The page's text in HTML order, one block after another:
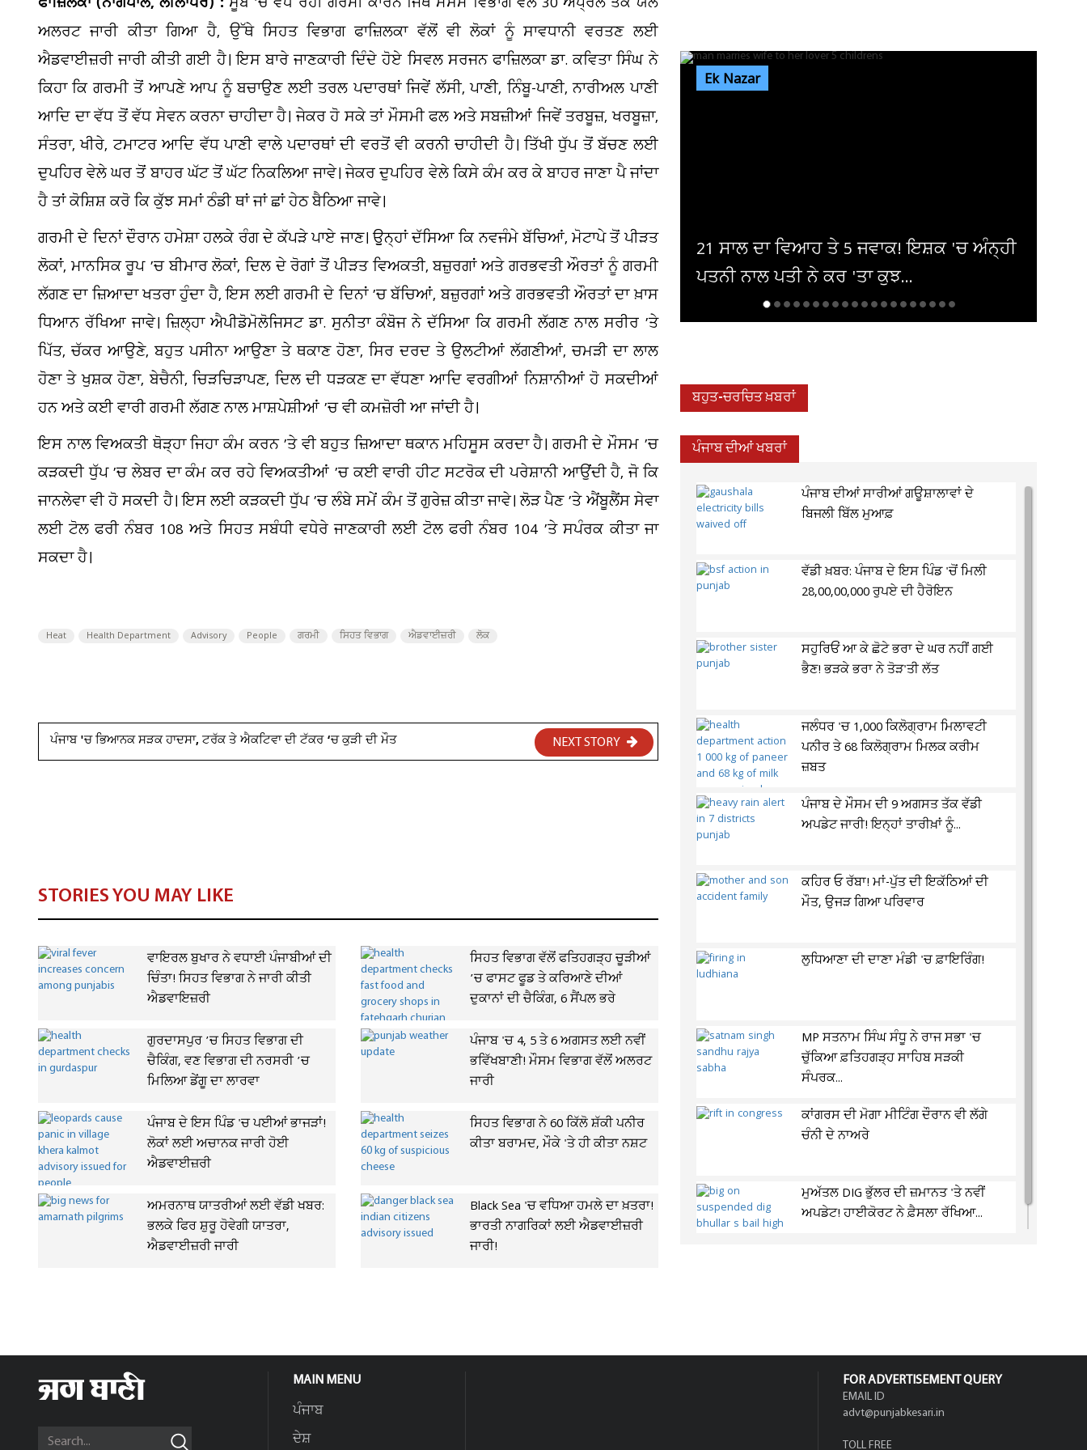
ਅਲਰਟ ਜਾਰੀ ਕੀਤਾ ਗਿਆ ਹੈ, ਉੱਥੇ ਸਿਹਤ ਵਿਭਾਗ ਫਾਜ਼ਿਲਕਾ ਵੱਲੋਂ ਵੀ ਲੋਕਾਂ ਨੂੰ ਸਾਵਧਾਨੀ ਵਰਤਣ ਲਈ
ਐਡਵਾਈਜ਼ਰੀ ਜਾਰੀ ਕੀਤੀ ਗਈ ਹੈ। ਇਸ ਬਾਰੇ ਜਾਣਕਾਰੀ ਦਿੰਦੇ ਹੋਏ ਸਿਵਲ ਸਰਜਨ ਫਾਜ਼ਿਲਕਾ ਡਾ. ਕਵਿਤਾ ਸਿੰਘ ਨੇ
ਕਿਹਾ ਕਿ ਗਰਮੀ ਤੋਂ ਆਪਣੇ ਆਪ ਨੂੰ ਬਚਾਉਣ ਲਈ ਤਰਲ ਪਦਾਰਥਾਂ ਜਿਵੇਂ ਲੱਸੀ, ਪਾਣੀ, ਨਿੰਬੂ-ਪਾਣੀ, ਨਾਰੀਅਲ ਪਾਣੀ
ਆਦਿ ਦਾ ਵੱਧ ਤੋਂ ਵੱਧ ਸੇਵਨ ਕਰਨਾ ਚਾਹੀਦਾ ਹੈ। ਜੇਕਰ ਹੋ ਸਕੇ ਤਾਂ ਮੌਸਮੀ ਫਲ ਅਤੇ ਸਬਜ਼ੀਆਂ ਜਿਵੇਂ ਤਰਬੂਜ਼, ਖਰਬੂਜ਼ਾ,
ਸੰਤਰਾ, ਖੀਰੇ, ਟਮਾਟਰ ਆਦਿ ਵੱਧ ਪਾਣੀ ਵਾਲੇ ਪਦਾਰਥਾਂ ਦੀ ਵਰਤੋਂ ਵੀ ਕਰਨੀ ਚਾਹੀਦੀ ਹੈ। ਤਿੱਖੀ ਧੁੱਪ ਤੋਂ ਬੱਚਣ ਲਈ
ਦੁਪਹਿਰ ਵੇਲੇ ਘਰ ਤੋਂ ਬਾਹਰ ਘੱਟ ਤੋਂ ਘੱਟ ਨਿਕਲਿਆ ਜਾਵੇ। ਜੇਕਰ ਦੁਪਹਿਰ ਵੇਲੇ ਕਿਸੇ ਕੰਮ ਕਰ ਕੇ ਬਾਹਰ ਜਾਣਾ ਪੈ ਜਾਂਦਾ
ਹੈ ਤਾਂ ਕੋਸ਼ਿਸ਼ ਕਰੋ ਕਿ ਕੁੱਝ ਸਮਾਂ ਠੰਡੀ ਥਾਂ ਜਾਂ ਛਾਂ ਹੇਠ ਬੈਠਿਆ ਜਾਵੇ।
ਗਰਮੀ ਦੇ ਦਿਨਾਂ ਦੌਰਾਨ ਹਮੇਸ਼ਾ ਹਲਕੇ ਰੰਗ ਦੇ ਕੱਪੜੇ ਪਾਏ ਜਾਣ। ਉੁਨ੍ਹਾਂ ਦੱਸਿਆ ਕਿ ਨਵਜੰਮੇ ਬੱਚਿਆਂ, ਮੋਟਾਪੇ ਤੋਂ ਪੀੜਤ
ਲੋਕਾਂ, ਮਾਨਸਿਕ ਰੂਪ ’ਚ ਬੀਮਾਰ ਲੋਕਾਂ, ਦਿਲ ਦੇ ਰੋਗਾਂ ਤੋਂ ਪੀੜਤ ਵਿਅਕਤੀ, ਬਜ਼ੁਰਗਾਂ ਅਤੇ ਗਰਭਵਤੀ ਔਰਤਾਂ ਨੂੰ ਗਰਮੀ
ਲੱਗਣ ਦਾ ਜ਼ਿਆਦਾ ਖਤਰਾ ਹੁੰਦਾ ਹੈ, ਇਸ ਲਈ ਗਰਮੀ ਦੇ ਦਿਨਾਂ ’ਚ ਬੱਚਿਆਂ, ਬਜ਼ੁਰਗਾਂ ਅਤੇ ਗਰਭਵਤੀ ਔਰਤਾਂ ਦਾ ਖ਼ਾਸ
ਧਿਆਨ ਰੱਖਿਆ ਜਾਵੇ। ਜ਼ਿਲ੍ਹਾ ਐਪੀਡੋਮੋਲੋਜਿਸਟ ਡਾ. ਸੁਨੀਤਾ ਕੰਬੋਜ ਨੇ ਦੱਸਿਆ ਕਿ ਗਰਮੀ ਲੱਗਣ ਨਾਲ ਸਰੀਰ ’ਤੇ
ਪਿੱਤ, ਚੱਕਰ ਆਉਣੇ, ਬਹੁਤ ਪਸੀਨਾ ਆਉਣਾ ਤੇ ਥਕਾਣ ਹੋਣਾ, ਸਿਰ ਦਰਦ ਤੇ ਉਲਟੀਆਂ ਲੱਗਣੀਆਂ, ਚਮੜੀ ਦਾ ਲਾਲ
ਹੋਣਾ ਤੇ ਖੁਸ਼ਕ ਹੋਣਾ, ਬੇਚੈਨੀ, ਚਿੜਚਿੜਾਪਣ, ਦਿਲ ਦੀ ਧੜਕਣ ਦਾ ਵੱਧਣਾ ਆਦਿ ਵਰਗੀਆਂ ਨਿਸ਼ਾਨੀਆਂ ਹੋ ਸਕਦੀਆਂ
ਹਨ ਅਤੇ ਕਈ ਵਾਰੀ ਗਰਮੀ ਲੱਗਣ ਨਾਲ ਮਾਸ਼ਪੇਸ਼ੀਆਂ ’ਚ ਵੀ ਕਮਜ਼ੋਰੀ ਆ ਜਾਂਦੀ ਹੈ।
ਇਸ ਨਾਲ ਵਿਅਕਤੀ ਥੋੜ੍ਹਾ ਜਿਹਾ ਕੰਮ ਕਰਨ ’ਤੇ ਵੀ ਬਹੁਤ ਜ਼ਿਆਦਾ ਥਕਾਨ ਮਹਿਸੂਸ ਕਰਦਾ ਹੈ। ਗਰਮੀ ਦੇ ਮੌਸਮ ’ਚ
ਕੜਕਦੀ ਧੁੱਪ ’ਚ ਲੇਬਰ ਦਾ ਕੰਮ ਕਰ ਰਹੇ ਵਿਅਕਤੀਆਂ ’ਚ ਕਈ ਵਾਰੀ ਹੀਟ ਸਟਰੋਕ ਦੀ ਪਰੇਸ਼ਾਨੀ ਆਉਂਦੀ ਹੈ, ਜੋ ਕਿ
ਜਾਨਲੇਵਾ ਵੀ ਹੋ ਸਕਦੀ ਹੈ। ਇਸ ਲਈ ਕੜਕਦੀ ਧੁੱਪ ’ਚ ਲੰਬੇ ਸਮੇਂ ਕੰਮ ਤੋਂ ਗੁਰੇਜ਼ ਕੀਤਾ ਜਾਵੇ। ਲੋੜ ਪੈਣ ’ਤੇ ਐਂਬੂਲੈਂਸ ਸੇਵਾ
ਲਈ ਟੋਲ ਫਰੀ ਨੰਬਰ 108 ਅਤੇ ਸਿਹਤ ਸਬੰਧੀ ਵਧੇਰੇ ਜਾਣਕਾਰੀ ਲਈ ਟੋਲ ਫਰੀ ਨੰਬਰ 104 ’ਤੇ ਸਪੰਰਕ ਕੀਤਾ ਜਾ
ਸਕਦਾ ਹੈ।
Heat Health Department Advisory People ਗਰਮੀ ਸਿਹਤ ਵਿਭਾਗ ਐਡਵਾਈਜ਼ਰੀ ਲੋਕ
ਪੰਜਾਬ 'ਚ ਭਿਆਨਕ ਸੜਕ ਹਾਦਸਾ, ਟਰੱਕ ਤੇ ਐਕਟਿਵਾ ਦੀ ਟੱਕਰ ‘ਚ ਕੁੜੀ ਦੀ ਮੌਤ NEXT STORY
STORIES YOU MAY LIKE
ਵਾਇਰਲ ਬੁਖਾਰ ਨੇ ਵਧਾਈ ਪੰਜਾਬੀਆਂ ਦੀ
ਚਿੰਤਾ! ਸਿਹਤ ਵਿਭਾਗ ਨੇ ਜਾਰੀ ਕੀਤੀ
ਐਡਵਾਇਜ਼ਰੀ
ਸਿਹਤ ਵਿਭਾਗ ਵੱਲੋਂ ਫਤਿਹਗੜ੍ਹ ਚੂੜੀਆਂ
’ਚ ਫਾਸਟ ਫੂਡ ਤੇ ਕਰਿਆਣੇ ਦੀਆਂ
ਦੁਕਾਨਾਂ ਦੀ ਚੈਕਿੰਗ, 6 ਸੈਂਪਲ ਭਰੇ
ਗੁਰਦਾਸਪੁਰ ’ਚ ਸਿਹਤ ਵਿਭਾਗ ਦੀ
ਚੈਕਿੰਗ, ਵਣ ਵਿਭਾਗ ਦੀ ਨਰਸਰੀ ’ਚ
ਮਿਲਿਆ ਡੇਂਗੂ ਦਾ ਲਾਰਵਾ
ਪੰਜਾਬ 'ਚ 4, 5 ਤੇ 6 ਅਗਸਤ ਲਈ ਨਵੀਂ
ਭਵਿੱਖਬਾਣੀ! ਮੌਸਮ ਵਿਭਾਗ ਵੱਲੋਂ ਅਲਰਟ
ਜਾਰੀ
ਪੰਜਾਬ ਦੇ ਇਸ ਪਿੰਡ 'ਚ ਪਈਆਂ ਭਾਜੜਾਂ!
ਲੋਕਾਂ ਲਈ ਅਚਾਨਕ ਜਾਰੀ ਹੋਈ
ਐਡਵਾਈਜ਼ਰੀ
ਸਿਹਤ ਵਿਭਾਗ ਨੇ 60 ਕਿੱਲੋ ਸ਼ੱਕੀ ਪਨੀਰ
ਕੀਤਾ ਬਰਾਮਦ, ਮੌਕੇ 'ਤੇ ਹੀ ਕੀਤਾ ਨਸ਼ਟ
ਅਮਰਨਾਥ ਯਾਤਰੀਆਂ ਲਈ ਵੱਡੀ ਖਬਰ:
ਭਲਕੇ ਫਿਰ ਸ਼ੁਰੂ ਹੋਵੇਗੀ ਯਾਤਰਾ,
ਐਡਵਾਈਜ਼ਰੀ ਜਾਰੀ
Black Sea 'ਚ ਵਧਿਆ ਹਮਲੇ ਦਾ ਖ਼ਤਰਾ!
ਭਾਰਤੀ ਨਾਗਰਿਕਾਂ ਲਈ ਐਡਵਾਈਜ਼ਰੀ
ਜਾਰੀ!
Ek Nazar
21 ਸਾਲ ਦਾ ਵਿਆਹ ਤੇ 5 ਜਵਾਕ! ਇਸ਼ਕ 'ਚ ਅੰਨ੍ਹੀ
ਪਤਨੀ ਨਾਲ ਪਤੀ ਨੇ ਕਰ 'ਤਾ ਕੁਝ...
ਨੇਪਾਲੀ ਸੂਬੇ ਨੇ 'ਭੰਗ' ਦੀ ਖੇਤੀ ਅਤੇ ਵਰਤੋਂ ਨੂੰ ਦੇ'ਤੀ
ਕਾਨੂੰਨੀ ਮਾਨਤਾ
ਬਹੁਤ-ਚਰਚਿਤ ਖ਼ਬਰਾਂ
ਪੰਜਾਬ ਦੀਆਂ ਖਬਰਾਂ
ਪੰਜਾਬ ਦੀਆਂ ਸਾਰੀਆਂ ਗਊਸ਼ਾਲਾਵਾਂ ਦੇ
ਬਿਜਲੀ ਬਿੱਲ ਮੁਆਫ਼
ਵੱਡੀ ਖ਼ਬਰ: ਪੰਜਾਬ ਦੇ ਇਸ ਪਿੰਡ 'ਚੋਂ ਮਿਲੀ
28,00,00,000 ਰੁਪਏ ਦੀ ਹੈਰੋਇਨ
ਸਹੁਰਿਓਂ ਆ ਕੇ ਛੋਟੇ ਭਰਾ ਦੇ ਘਰ ਨਹੀਂ ਗਈ
ਭੈਣ! ਭੜਕੇ ਭਰਾ ਨੇ ਤੋੜ'ਤੀ ਲੱਤ
ਜਲੰਧਰ 'ਚ 1,000 ਕਿਲੋਗ੍ਰਾਮ ਮਿਲਾਵਟੀ
ਪਨੀਰ ਤੇ 68 ਕਿਲੋਗ੍ਰਾਮ ਮਿਲਕ ਕਰੀਮ
ਜ਼ਬਤ
ਪੰਜਾਬ ਦੇ ਮੌਸਮ ਦੀ 9 ਅਗਸਤ ਤੱਕ ਵੱਡੀ
ਅਪਡੇਟ ਜਾਰੀ! ਇਨ੍ਹਾਂ ਤਾਰੀਖ਼ਾਂ ਨੂੰ...
ਕਹਿਰ ਓ ਰੱਬਾ! ਮਾਂ-ਪੁੱਤ ਦੀ ਇਕੱਠਿਆਂ ਦੀ
ਮੌਤ, ਉਜੜ ਗਿਆ ਪਰਿਵਾਰ
ਲੁਧਿਆਣਾ ਦੀ ਦਾਣਾ ਮੰਡੀ 'ਚ ਫ਼ਾਇਰਿੰਗ!
MP ਸਤਨਾਮ ਸਿੰਘ ਸੰਧੂ ਨੇ ਰਾਜ ਸਭਾ 'ਚ
ਚੁੱਕਿਆ ਫ਼ਤਿਹਗੜ੍ਹ ਸਾਹਿਬ ਸੜਕੀ
ਸੰਪਰਕ...
ਕਾਂਗਰਸ ਦੀ ਮੋਗਾ ਮੀਟਿੰਗ ਦੌਰਾਨ ਵੀ ਲੱਗੇ
ਚੰਨੀ ਦੇ ਨਾਅਰੇ
ਮੁਅੱਤਲ DIG ਭੁੱਲਰ ਦੀ ਜ਼ਮਾਨਤ 'ਤੇ ਨਵੀਂ
ਅਪਡੇਟ! ਹਾਈਕੋਰਟ ਨੇ ਫ਼ੈਸਲਾ ਰੱਖਿਆ...
MAIN MENU
ਪੰਜਾਬ
ਦੇਸ਼
FOR ADVERTISEMENT QUERY
EMAIL ID
advt@punjabkesari.in
TOLL FREE